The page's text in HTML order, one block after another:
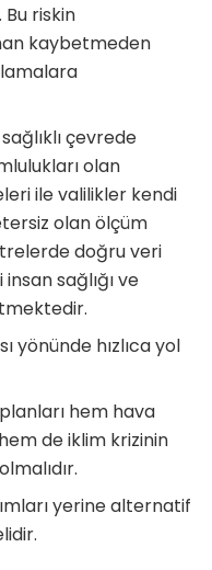
riskin
kaybetmeden
çevrede
olan
ile valilikler kendi
olan ölçüm
doğru veri
sağlığı ve
yönünde hızlıca yol
hem hava
de iklim krizinin
yerine alternatif